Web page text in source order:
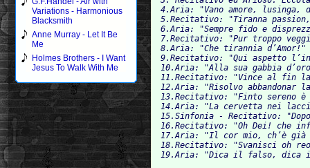
Variations - Harmonious
Blacksmith
Anne Murray - Let It Be
Me
Holmes Brothers - I Want
Jesus To Walk With Me
4.Aria: "Vano amore, lusinga,
5.Recitativo: "Tiranna passion,
6.Aria: "Sempre fido e disprezzato"
7.Recitativo: "Pur troppo
8.Aria: "Che tirannia d’Amor!"	6:46
9.Recitativo: "Qui aspetto
10.Aria: "Alla sua gabbia
11.Recitativo: "Vince al fin la
12.Aria: "Risolvo abbandonar la
13.Recitativo: "Finto sereno è
14.Aria: "La cervetta nei lacci
15.Sinfonia - Recitativo: "Dopo
16.Recitativo: "Oh Dei! che
17.Aria: "Il cor mio, ch’è già
18.Recitativo: "Svanisci oh reo